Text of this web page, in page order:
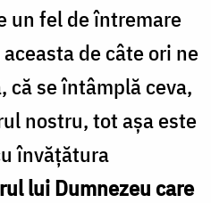
un fel de întremare
de câte ori ne
că se întâmplă ceva,
nostru, tot așa este
învățătura
lui Dumnezeu care